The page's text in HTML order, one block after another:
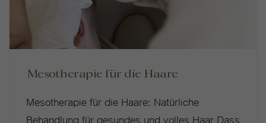
Mesotherapie für die Haare
Mesotherapie für die Haare: Natürliche
Behandlung für gesundes und volles Haar Dass